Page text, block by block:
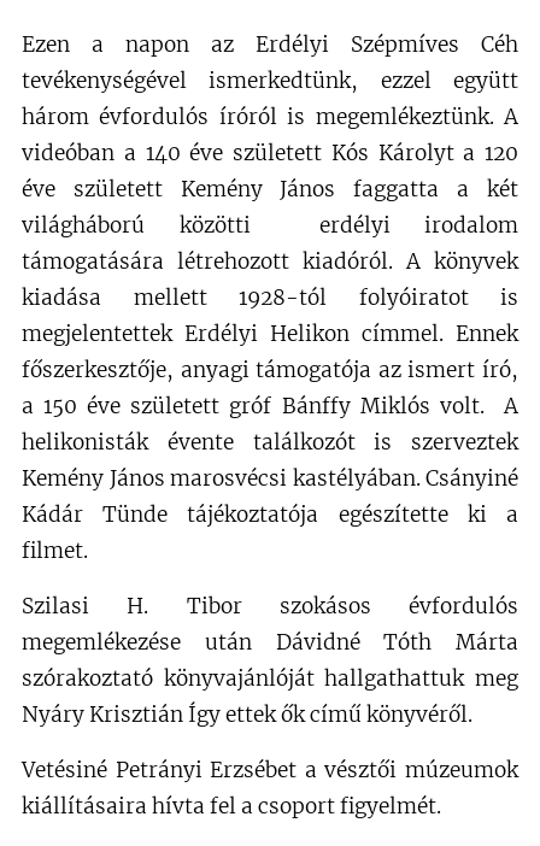
Ezen a napon az Erdélyi Szépmíves Céh
tevékenységével ismerkedtünk, ezzel együtt
három évfordulós íróról is megemlékeztünk. A
videóban a 140 éve született Kós Károlyt a 120
éve született Kemény János faggatta a két
világháború közötti erdélyi irodalom
támogatására létrehozott kiadóról. A könyvek
kiadása mellett 1928-tól folyóiratot is
megjelentettek Erdélyi Helikon címmel. Ennek
főszerkesztője, anyagi támogatója az ismert író,
a 150 éve született gróf Bánffy Miklós volt. A
helikonisták évente találkozót is szerveztek
Kemény János marosvécsi kastélyában. Csányiné
Kádár Tünde tájékoztatója egészítette ki a
filmet.
Szilasi H. Tibor szokásos évfordulós
megemlékezése után Dávidné Tóth Márta
szórakoztató könyvajánlóját hallgathattuk meg
Nyáry Krisztián Így ettek ők című könyvéről.
Vetésiné Petrányi Erzsébet a vésztői múzeumok
kiállításaira hívta fel a csoport figyelmét.